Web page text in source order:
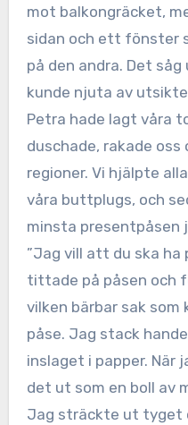
mot balkongräcket,
sidan och ett fönster
på den andra. Det
kunde njuta av
Petra hade lagt våra
duschade, rakade oss
regioner. Vi hjälpte
våra buttplugs, och
minsta presentpåsen
”Jag vill att du ska ha
tittade på påsen och
vilken bärbar sak som
påse. Jag stack
inslaget i papper. När
det ut som en boll av
Jag sträckte ut tyget